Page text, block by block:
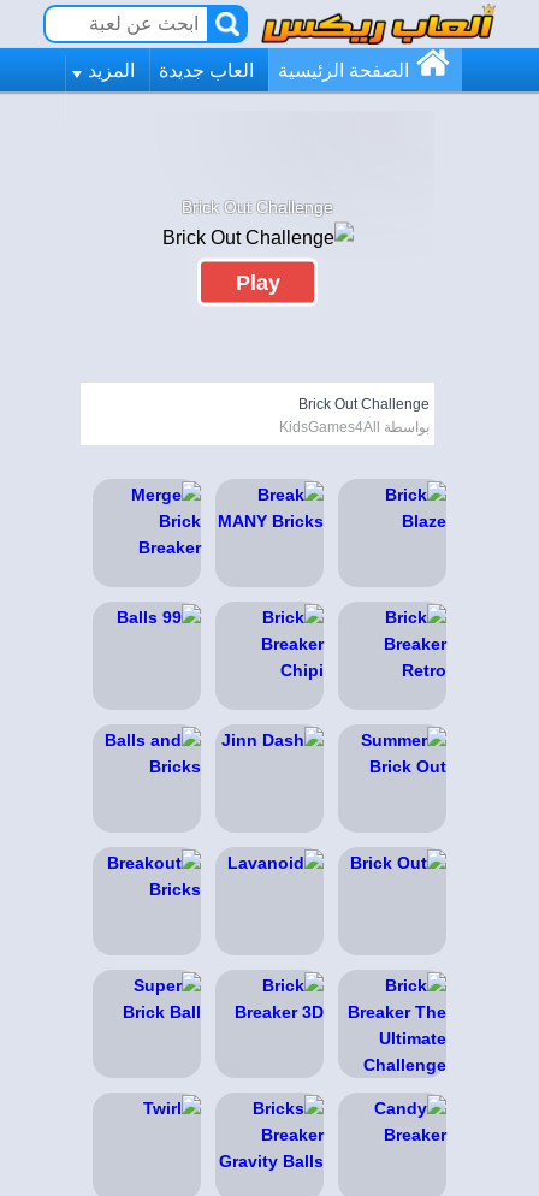
الصفحة الرئيسية العاب جديدة المزيد
Brick Out Challenge
Play
Brick Out Challenge
بواسطة KidsGames4All